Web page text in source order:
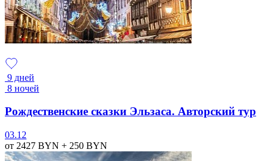
9 дней
8 ночей
Рождественские сказки Эльзаса. Авторский тур
03.12
от 2427 BYN + 250 BYN